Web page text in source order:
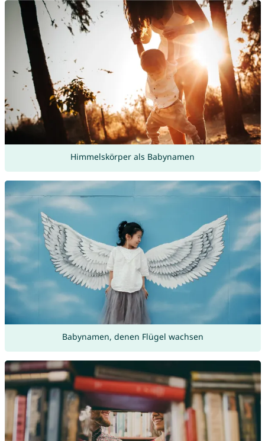
Himmelskörper als Babynamen
Babynamen, denen Flügel wachsen